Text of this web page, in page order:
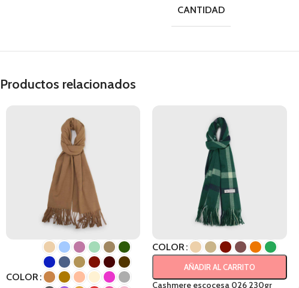
CANTIDAD
Productos relacionados
COLOR
COLOR
AÑADIR AL CARRITO
Cashmere escocesa 026 230gr